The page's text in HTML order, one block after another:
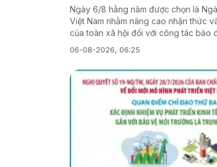
Ngày 6/8 hằng năm được chọn là
Việt Nam nhằm nâng cao nhận thức
của toàn xã hội đối với công tác bảo
trong tiến trình chuyển đổi số quốc
tham gia của các cơ quan nhà nước,
người dân trong xây dựng không
lành mạnh và đáng tin cậy. Trong bối
thức lừa đảo trực tuyến, đánh cắp dữ
phát tán thông tin giả và các thủ
nghệ cao ngày càng tinh vi, việc
số cho người dân trở thành yêu cầu
ứng Ngày An ninh mạng Việt Nam
thông điệp tuyên truyền được khuyến
06-08-2026, 06:25